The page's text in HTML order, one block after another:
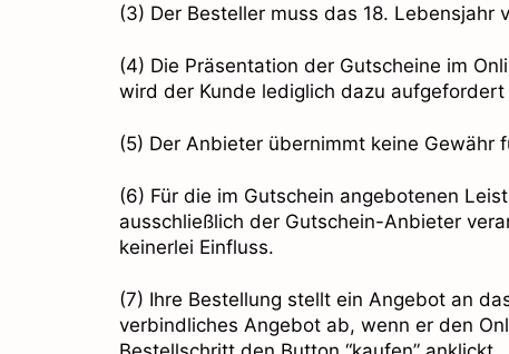
(3) Der Besteller muss das 18. Lebensjahr
(4) Die Präsentation der Gutscheine im
wird der Kunde lediglich dazu
(5) Der Anbieter übernimmt keine
(6) Für die im Gutschein angebotenen
ausschließlich der Gutschein-Anbieter
keinerlei Einfluss.
(7) Ihre Bestellung stellt ein Angebot an
verbindliches Angebot ab, wenn er den